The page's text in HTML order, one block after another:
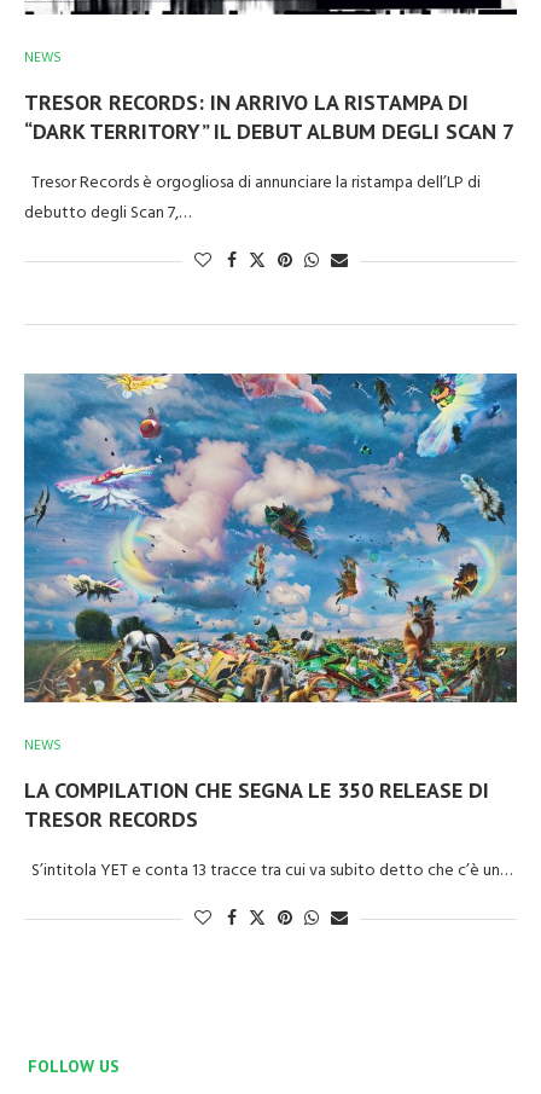
NEWS
TRESOR RECORDS: IN ARRIVO LA RISTAMPA DI
“DARK TERRITORY” IL DEBUT ALBUM DEGLI SCAN 7
Tresor Records è orgogliosa di annunciare la ristampa dell’LP di
debutto degli Scan 7,…
NEWS
LA COMPILATION CHE SEGNA LE 350 RELEASE DI
TRESOR RECORDS
S’intitola YET e conta 13 tracce tra cui va subito detto che c’è un…
FOLLOW US